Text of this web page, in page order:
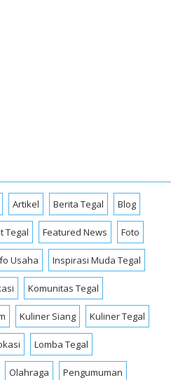
Artikel Berita Tegal Blog
Tegal Featured News Foto
Usaha Inspirasi Muda Tegal
Komunitas Tegal
Kuliner Siang Kuliner Tegal
Lomba Tegal
Olahraga Pengumuman